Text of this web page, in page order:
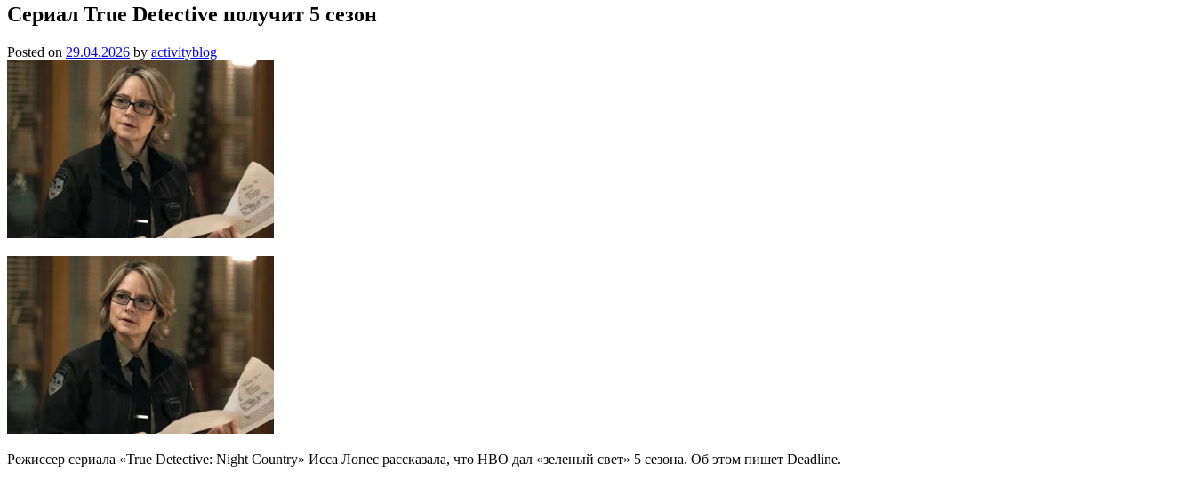
Сериал True Detective получит 5 сезон
Posted on 29.04.2026 by activityblog
Режиссер сериала «True Detective: Night Country» Исса Лопес рассказала, что HBO дал «зеленый свет» 5 сезона. Об этом пишет Deadline.